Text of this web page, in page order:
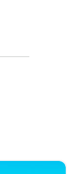
자 하는 사람
다. 시드니 최
밸리의 유명
역사적인 술집
식을 발견하
로운 사람들